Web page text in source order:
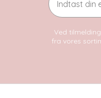
Ved
fra vores